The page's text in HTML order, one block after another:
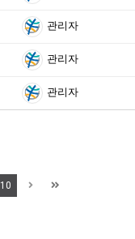
관리자
관리자
관리자
10